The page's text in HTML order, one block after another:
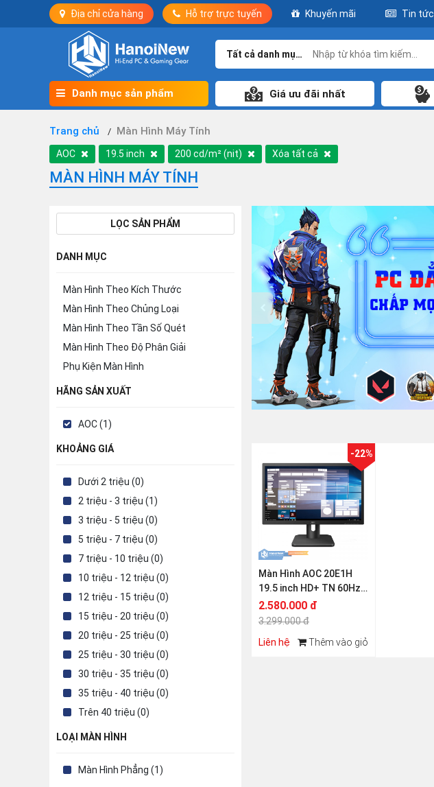
Địa chỉ cửa hàng Hỗ trợ trực tuyến Khuyến mãi Tin tức
Tất cả danh mục
Danh mục sản phẩm Giá ưu đãi nhất
Trang chủ Màn Hình Máy Tính
AOC 19.5 inch 200 cd/m² (nit) Xóa tất cả
MÀN HÌNH MÁY TÍNH
LỌC SẢN PHẨM
DANH MỤC
Màn Hình Theo Kích Thước
Màn Hình Theo Chủng Loại
Màn Hình Theo Tần Số Quét
Màn Hình Theo Độ Phân Giải
Phụ Kiện Màn Hình
HÃNG SẢN XUẤT
AOC (1)
KHOẢNG GIÁ
Dưới 2 triệu (0)
2 triệu - 3 triệu (1)
3 triệu - 5 triệu (0)
5 triệu - 7 triệu (0)
7 triệu - 10 triệu (0)
10 triệu - 12 triệu (0)
12 triệu - 15 triệu (0)
15 triệu - 20 triệu (0)
20 triệu - 25 triệu (0)
25 triệu - 30 triệu (0)
30 triệu - 35 triệu (0)
35 triệu - 40 triệu (0)
Trên 40 triệu (0)
LOẠI MÀN HÌNH
Màn Hình Phẳng (1)
-22%
Màn Hình AOC 20E1H
19.5 inch HD+ TN 60Hz
5ms
2.580.000 đ
3.299.000 đ
Liên hệ
Thêm vào giỏ